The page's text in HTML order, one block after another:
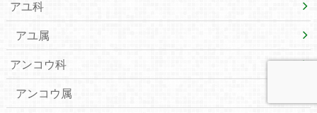
アユ科
アユ属
アンコウ科
アンコウ属